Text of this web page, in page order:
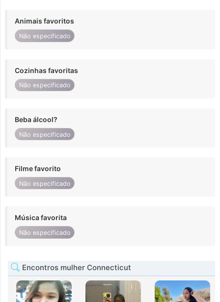
Animais favoritos
Não especificado
Cozinhas favoritas
Não especificado
Beba álcool?
Não especificado
Filme favorito
Não especificado
Música favorita
Não especificado
Encontros mulher Connecticut